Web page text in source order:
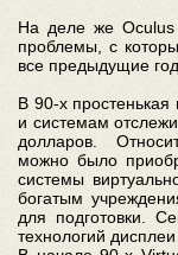
На деле же
проблемы, с
все предыдущие
В 90-х
и системам
долларов.
можно было
системы
богатым
для подготовки.
технологий